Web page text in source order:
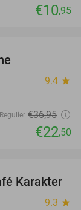
€10,95
9.4 star
Regulier €36,95
€22,50
43%
Karakter
9.3 star